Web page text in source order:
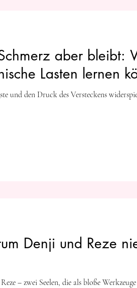
aber bleibt:
Lasten lernen
und den Druck des Versteckens
Denji und Reze
– zwei Seelen, die als bloße